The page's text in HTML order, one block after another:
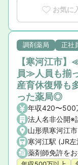
お気に
調剤薬局 正社
【寒河江市
員≫人員も揃
産育休復帰も
った薬局◎
年収420〜500
法人名非公開※
山形県寒河江
寒河江駅 (JR左
薬剤師免許を